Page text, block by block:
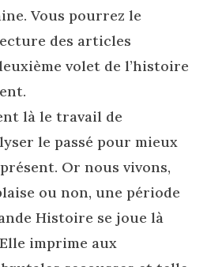
Vous pourrez le
des articles
volet de l’histoire
là le travail de
le passé pour mieux
Or nous vivons,
ou non, une période
Histoire se joue là
imprime aux